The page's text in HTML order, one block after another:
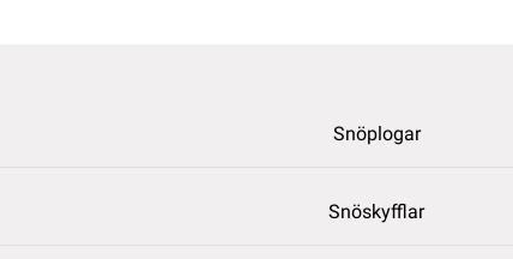
Snöplogar
Snöskyfflar